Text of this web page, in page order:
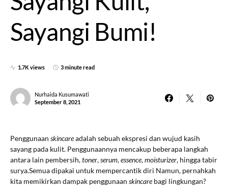
Sayangi Bumi!
1.7K views 3 minute read
Nurhaida Kusumawati
September 8, 2021
Penggunaan skincareadalah sebuah ekspresi dan wujud kasih
sayang pada kulit. Penggunaannya mencakup beberapa langkah
antara lain pembersih,toner,serum,essence,moisturizer, hingga tabir
surya.Semua dipakai untuk mempercantik diri Namun, pernahkah
kita memikirkan dampak penggunaan skincarebagi lingkungan?